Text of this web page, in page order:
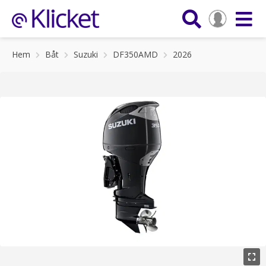
Hem Båt Suzuki DF350AMD 2026